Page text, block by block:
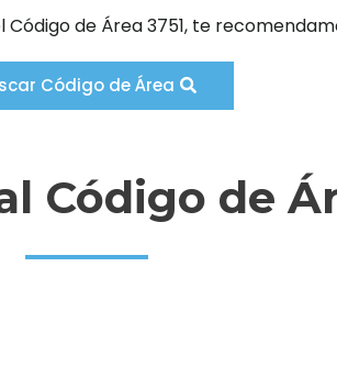
de Área 3751, te
Código de Área
Código de